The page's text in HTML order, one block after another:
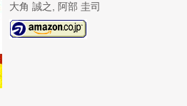
大角 誠之, 阿部 圭司